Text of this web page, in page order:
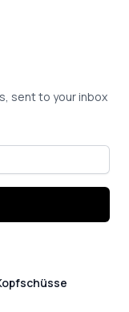
sent to your inbox